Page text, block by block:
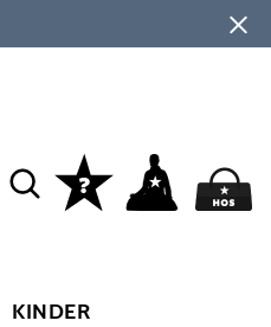
KINDER